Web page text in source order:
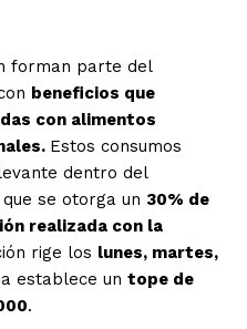
forman parte del
beneficios que
con alimentos
Estos consumos
dentro del
se otorga un 30% de
realizada con la
rige los lunes, martes,
establece un tope de
.